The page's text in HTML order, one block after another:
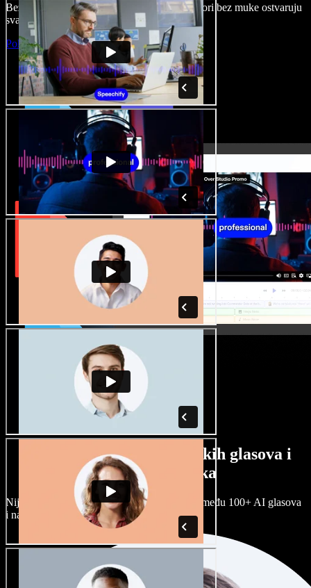
Bez učenja i sve dostupno u pregledniku, autori bez muke ostvaruju
svaku kreativnu ideju.
Pokreni Studio
Veliki izbor muških i ženskih glasova i
raznih naglasaka
Nijedan projekt ne mora zvučati isto. Birajte među 100+ AI glasova
i naglasaka i prilagodite ih sebi.